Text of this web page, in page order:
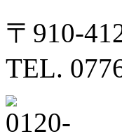
〒910-
TEL.